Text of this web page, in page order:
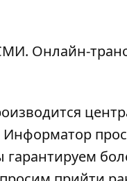
Онлайн-
Информатор